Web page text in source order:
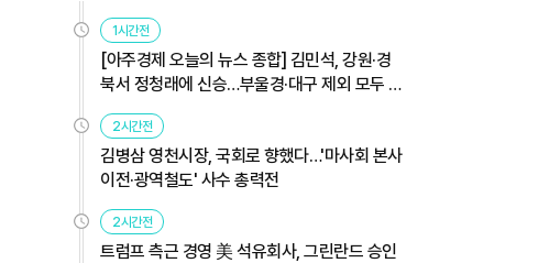
1시간전
[아주경제 오늘의 뉴스 종합] 김민석, 강원·경
북서 정청래에 신승…부울경·대구 제외 모두 웃
었다 外
2시간전
김병삼 영천시장, 국회로 향했다…'마사회 본사
이전·광역철도' 사수 총력전
2시간전
트럼프 측근 경영 美 석유회사, 그린란드 승인